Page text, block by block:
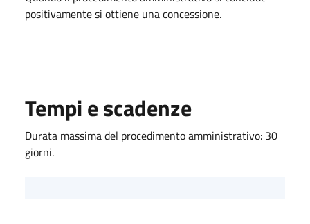
positivamente si ottiene una concessione.
Tempi e scadenze
Durata massima del procedimento amministrativo: 30
giorni.